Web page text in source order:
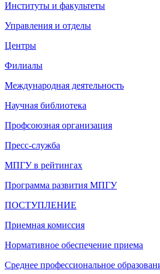
Институты и факультеты
Управления и отделы
Центры
Филиалы
Международная деятельность
Научная библиотека
Профсоюзная организация
Пресс-служба
МПГУ в рейтингах
Программа развития МПГУ
ПОСТУПЛЕНИЕ
Приемная комиссия
Нормативное обеспечение приема
Среднее профессиональное